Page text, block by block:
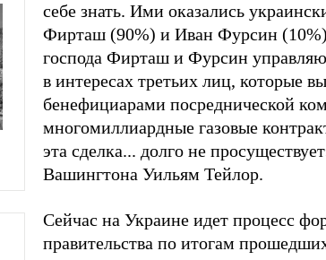
себе знать. Ими оказались
Фирташ (90%) и Иван Фурсин
господа Фирташ и Фурсин
в интересах третьих лиц, которые
бенефициарами посреднической
многомиллиардные газовые
эта сделка... долго не
Вашингтона Уильям Тейлор.
Сейчас на Украине идет процесс
правительства по итогам